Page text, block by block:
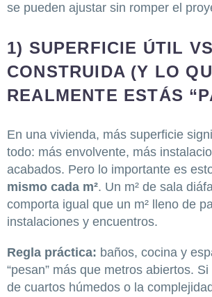
se pueden ajustar sin romper el
1) SUPERFICIE ÚTIL VS
CONSTRUIDA (Y LO
REALMENTE ESTÁS
En una vivienda, más superficie
todo: más envolvente, más
acabados. Pero lo importante es
mismo cada m². Un m² de sala
comporta igual que un m² lleno de
instalaciones y encuentros.
Regla práctica: baños, cocina y
“pesan” más que metros abiertos.
de cuartos húmedos o la